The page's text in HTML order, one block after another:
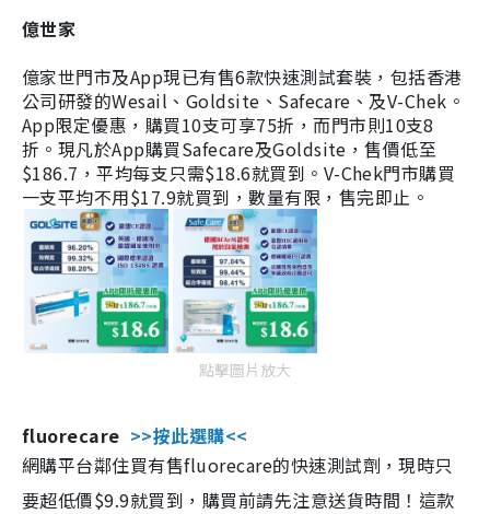
億世家
億家世門市及App現已有售6款快速測試套裝，包括香港
公司研發的Wesail、Goldsite、Safecare、及V-Chek。
App限定優惠，購買10支可享75折，而門市則10支8
折。現凡於App購買Safecare及Goldsite，售價低至
$186.7，平均每支只需$18.6就買到。V-Chek門市購買
一支平均不用$17.9就買到，數量有限，售完即止。
點擊圖片放大
fluorecare >>按此選購<<
網購平台鄰住買有售fluorecare的快速測試劑，現時只
要超低價$9.9就買到，購買前請先注意送貨時間！這款